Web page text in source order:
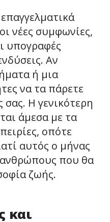
νέες συμφωνίες,
υπογραφές
Αν
ή μια
να τα πάρετε
σας. Η γενικότερη
άμεσα με τα
οπότε
αυτός ο μήνας
ανθρώπους που θα
ζωής.
και